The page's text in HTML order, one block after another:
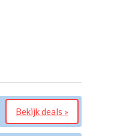
Bekijk deals »